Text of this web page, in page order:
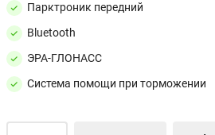
Парктроник передний
Bluetooth
ЭРА-ГЛОНАСС
Система помощи при торможении